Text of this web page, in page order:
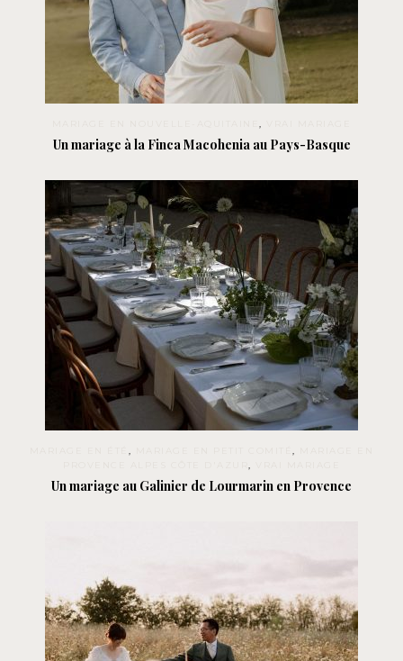
Un mariage à la Finca Macohenia au Pays-Basque
Un mariage au Galinier de Lourmarin en Provence